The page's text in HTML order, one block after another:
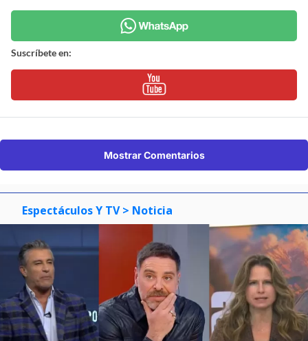
Suscríbete en:
Mostrar Comentarios
Espectáculos Y TV > Noticia